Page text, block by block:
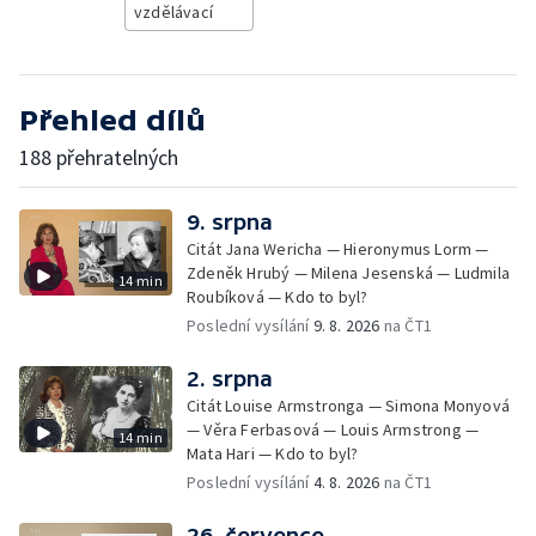
vzdělávací
Přehled dílů
188 přehratelných
14 min
9. srpna
Citát Jana Wericha — Hieronymus Lorm —
Zdeněk Hrubý — Milena Jesenská — Ludmila
Roubíková — Kdo to byl?
Poslední vysílání9. 8. 2026 na ČT1
14 min
2. srpna
Citát Louise Armstronga — Simona Monyová
— Věra Ferbasová — Louis Armstrong —
Mata Hari — Kdo to byl?
Poslední vysílání4. 8. 2026 na ČT1